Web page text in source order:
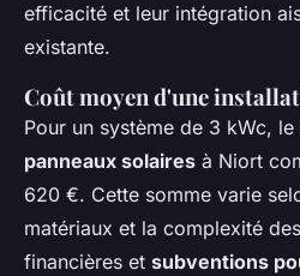
efficacité et leur intégration
existante.
Coût moyen d'une
Pour un système de 3 kWc, le
panneaux solaires à Niort
620 €. Cette somme varie
matériaux et la complexité
financières et subventions